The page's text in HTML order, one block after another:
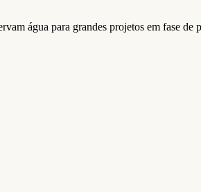
água para grandes projetos em fase de